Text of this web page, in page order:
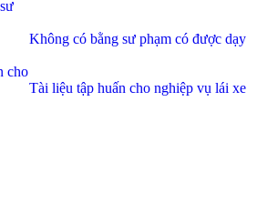
Không có bằng sư phạm có được dạy
Tài liệu tập huấn cho nghiệp vụ lái xe